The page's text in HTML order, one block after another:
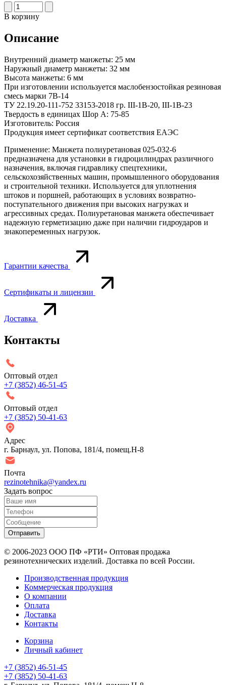
В корзину
Описание
Внутренний диаметр манжеты: 25 мм
Наружный диаметр манжеты: 32 мм
Высота манжеты: 6 мм
При изготовлении используется маслобензостойкая резиновая
смесь марки 7В-14
ТУ 22.19.20-111-752 33153-2018 гр. III-1В-20, III-1В-23
Твердость в единицах Шор А: 75-85
Изготовитель: Россия
Продукция имеет сертификат соответствия ЕАЭС
Применение: Манжета полиуретановая 025-032-6
предназначена для установки в гидроцилиндрах различного
назначения, включая гидравлику спецтехники,
сельскохозяйственных машин, промышленного оборудования
и строительной техники. Используется для уплотнения
штоков и поршней, работающих в условиях возвратно-
поступательного движения при высоких нагрузках и
агрессивных средах. Полиуретановая манжета обеспечивает
надежную герметизацию даже при наличии гидроударов и
знакопеременных нагрузок.
Гарантии качества
Сертификаты и лицензии
Доставка
Контакты
Оптовый отдел
+7 (3852) 46-51-45
Оптовый отдел
+7 (3852) 50-41-63
Адрес
г. Барнаул, ул. Попова, 181/4, помещ.Н-8
Почта
rezinotehnika@yandex.ru
Задать вопрос
© 2006-2023 ООО ПФ «РТИ» Оптовая продажа
резинотехнических изделий. Доставка по всей России.
Производственная продукция
Коммерческая продукция
О компании
Оплата
Доставка
Контакты
Корзина
Личный кабинет
+7 (3852) 46-51-45
+7 (3852) 50-41-63